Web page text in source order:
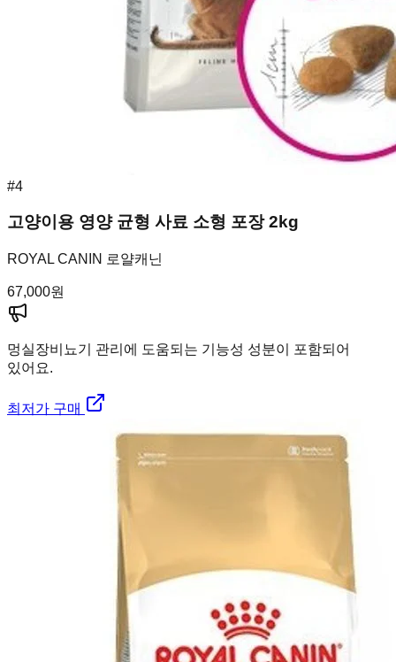
#4
고양이용 영양 균형 사료 소형 포장 2kg
ROYAL CANIN 로얄캐닌
67,000원
멍실장비뇨기 관리에 도움되는 기능성 성분이 포함되어
있어요.
최저가 구매